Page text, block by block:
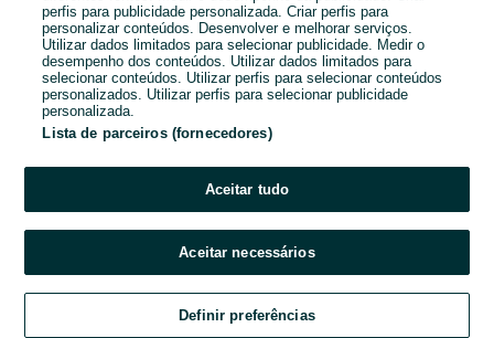
perfis para publicidade personalizada. Criar perfis para
personalizar conteúdos. Desenvolver e melhorar serviços.
Utilizar dados limitados para selecionar publicidade. Medir o
desempenho dos conteúdos. Utilizar dados limitados para
selecionar conteúdos. Utilizar perfis para selecionar conteúdos
personalizados. Utilizar perfis para selecionar publicidade
personalizada.
Lista de parceiros (fornecedores)
Aceitar tudo
Aceitar necessários
Definir preferências